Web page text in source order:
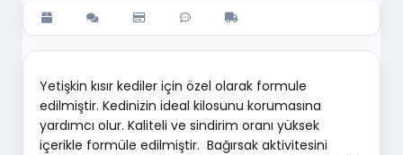
Yetişkin kısır kediler için özel olarak formule
edilmiştir. Kedinizin ideal kilosunu korumasına
yardımcı olur. Kaliteli ve sindirim oranı yüksek
içerikle formüle edilmiştir. Bağırsak aktivitesini